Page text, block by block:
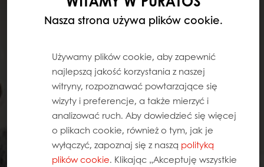
Nasza strona używa plików cookie.
Używamy plików cookie, aby zapewnić
najlepszą jakość korzystania z naszej
witryny, rozpoznawać powtarzające się
wizyty i preferencje, a także mierzyć i
analizować ruch. Aby dowiedzieć się więcej
o plikach cookie, również o tym, jak je
wyłączyć, zapoznaj się z naszą polityką
plików cookie. Klikając „Akceptuję wszystkie